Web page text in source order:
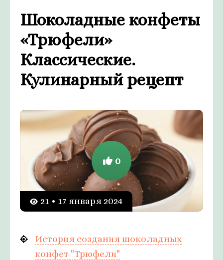
Шоколадные конфеты
«Трюфели»
Классические.
Кулинарный рецепт
21 • 17 января 2024
0
История создания шоколадных
конфет "Трюфели"